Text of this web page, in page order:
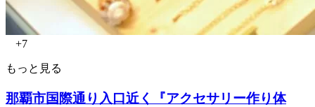
+7
もっと見る
那覇市国際通り入口近く『アクセサリー作り体